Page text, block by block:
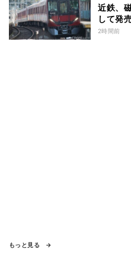
近鉄、
して発
2時間前
もっと見る